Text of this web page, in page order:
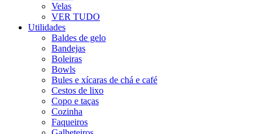
Velas
VER TUDO
Utilidades
Baldes de gelo
Bandejas
Boleiras
Bowls
Bules e xícaras de chá e café
Cestos de lixo
Copo e taças
Cozinha
Faqueiros